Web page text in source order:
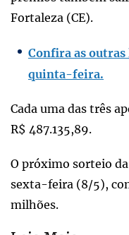
Fortaleza (CE).
Confira as
quinta-feira.
Cada uma das três
R$ 487.135,89.
O próximo sorteio
sexta-feira (8/5),
milhões.